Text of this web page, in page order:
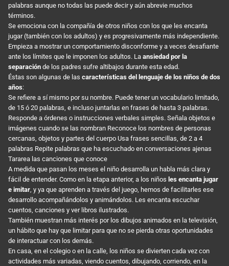
palabras aunque no todas las puede decir y aún abrevie muchos
términos.
Se emociona con la compañía de otros niños con los que les encanta
jugar (también con los adultos) y es progresivamente más independiente.
Empieza a mostrar un comportamiento disconforme y a veces desafiante
ante los límites que le imponen los adultos. La ansiedad por la
separación de los padres sufre altibajos durante esta edad.
Éstas son algunas de las características del lenguaje de los niños de dos
años:
Se refiere a sí mismo por su nombre. Puede tener un vocabulario limitado,
de 15 ó 20 palabras, e incluso juntarlas en frases de hasta 3 palabras.
Responde a órdenes o instrucciones verbales simples. Señala objetos e
imágenes cuando se las nombran Reconoce los nombres de personas
cercanas, objetos y partes del cuerpo Usa frases sencillas, de 2 a 4
palabras Repite palabras que ha escuchado en conversaciones ajenas
Tararea las canciones que conoce
A medida que pasan los meses el niño desarrolla un habla más clara y
fácil de entender. Como en la etapa anterior, a los niños les encanta jugar
e imitar, y ya que aprenden a través del juego, hemos de facilitarles ese
desarrollo acompañándolos y animándolos. Les encanta escuchar
cuentos, canciones y ver libros ilustrados.
También muestran más interés por los dibujos animados en la televisión,
un hábito que hay que limitar para que no se pierda otras oportunidades
de interactuar con los demás.
En casa, en el colegio o en la calle, los niños se divierten cada vez con
actividades más variadas, viendo cuentos, dibujando, corriendo, en la